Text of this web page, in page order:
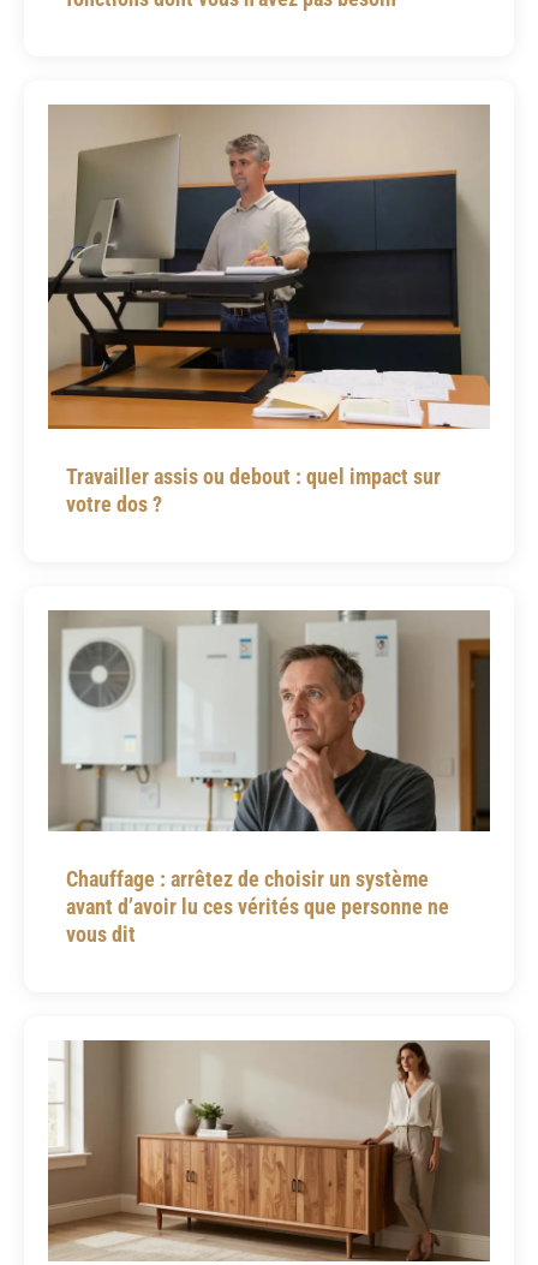
Travailler assis ou debout : quel impact sur
votre dos ?
Chauffage : arrêtez de choisir un système
avant d’avoir lu ces vérités que personne ne
vous dit